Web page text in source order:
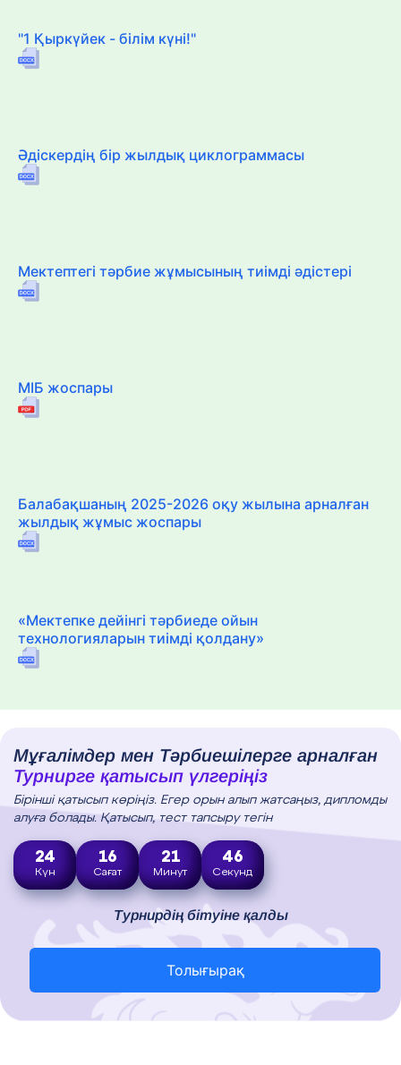
"1 Қыркүйек - білім күні!"
Әдіскердің бір жылдық циклограммасы
Мектептегі тәрбие жұмысының тиімді әдістері
МІБ жоспары
Балабақшаның 2025-2026 оқу жылына арналған
жылдық жұмыс жоспары
«Мектепке дейінгі тәрбиеде ойын
технологияларын тиімді қолдану»
Мұғалімдер мен Тәрбиешілерге арналған
Турнирге қатысып үлгеріңіз
Бірінші қатысып көріңіз. Егер орын алып жатсаңыз, дипломды
алуға болады. Қатысып, тест тапсыру тегін
24
Күн
16
Сағат
21
Минут
45
Секунд
Турнирдің бітуіне қалды
Толығырақ